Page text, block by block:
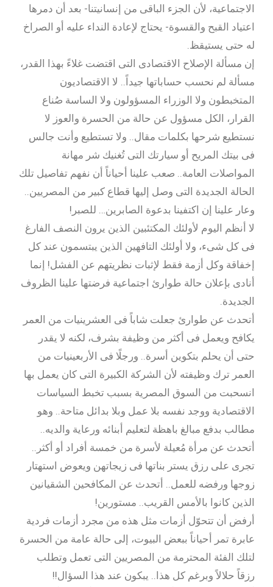
الاجتماعية، لأن الجزء الباقى من إنسانيتنا- بعد أن دمرها
اعتياد القبح والقسوة- يحتاج لإعادة النداء عليه أو الصراخ
له حتى يستيقظ.
إن مسألة الإصلاح الاقتصادى التى اقتضت غلاءً بهذا القدر،
مسألة لم نحسب حساباتها جيداً.. لا الاقتصاديون
المتخبطون ولا الوزراء المسؤولون ولا الساسة صُناع
القرار، الكل مسؤول عن حالة من الحسرة والعوز لا
نستطيع شرحها بكلمات مقال.. ولا تستطيع وأنت جالس
فى بيتك المريح أو سيارتك التى تُغنيك شر مهانة
المواصلات العامة.. صعب علينا أحياناً أن نفهم تفاصيل تلك
الحالة الجديدة التى وصل إليها قطاع كبير من المصريين..
وعار علينا إن اكتفينا بدعوة الصابرين… للصبر!
لا أنظم اليوم لأولئك المكتئبين الذين يرون النصف الفارغ
فى كل شىء، ولا أولئك التافهين الذين يبتسمون عند كل
إخفاقة وكل أزمة فقط لإثبات نظريتهم عن الفشل! إنما
أنادى بإعلان حالة طوارئ اجتماعية فرضتها علينا الظروف
الجديدة.
أتحدث عن طوارئ جعلت شاباً فى العشرينيات من العمر
يكافح ويعمل فى أكثر من وظيفة بشرف، لكنه لا يقدر
حتى أن يحلم بتكوين أسرة.. ورجلًا فى الأربعينيات من
العمر ترك وظيفته لأن الشركة الكبيرة التى كان يعمل بها
انسحبت من السوق المصرية بسبب تخبط السياسات
الاقتصادية ووجد نفسه بلا عمل وبلا بدائل متاحة.. وهو
مطالب بدفع مبالغ باهظة لتعليم أبنائه ورعاية والديه..
أتحدث عن مرأة مُعيلة لأسرة من خمسة أفراد أو أكثر..
تجرى على رزق يستر بناتها فى زيجاتهن ويعوض استهتار
زوجها ورفضه للعمل.. أتحدث عن المكافحين الشقيانين
الذين كانوا بالأمس القريب.. مستورين!
أرفض أن تتحوّل أزمات مثل هذه من مجرد أزمات فردية
عابرة تمر أحياناً ببعض البيوت، إلى حالة عامة من الحسرة
لتلك الفئة المحترمة من المصريين التى تعمل وتطلب
رزقاً حلالاً وبرغم كل هذا.. يبكون عند هذا السؤال!!